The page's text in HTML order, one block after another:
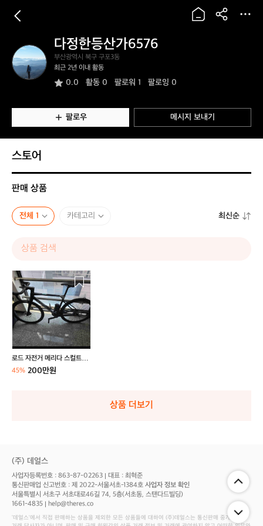
다
정
한
가
5
7
6
다정한등산가6576
부산광역시 북구 구포3동
최근 2년 이내 활동
0.0 활동 0 팔로워 1 팔로잉 0
팔로우 메시지 보내기
스토어
판매 상품
전체 1 카테고리 최신순
로
드
자
전
거
메
리
다
스
컬
미
티
드
로드 자전거 메리다 스컬트라
디스크 리미티드
45% 200만원
상품 더보기
(주) 데얼스
사업자등록번호 : 863-87-02263 대표 : 최혁준
통신판매업 신고번호 : 제 2022-서울서초-1384호 사업자 정보 확인
서울특별시 서초구 서초대로46길 74, 5층(서초동, 스탠다드빌딩)
1661-4835
help@theres.co
‘데얼스'에서 직접 판매하는 상품을 제외한 모든 상품들에 대하여 (주)데얼스는 통신판매 중개자로서